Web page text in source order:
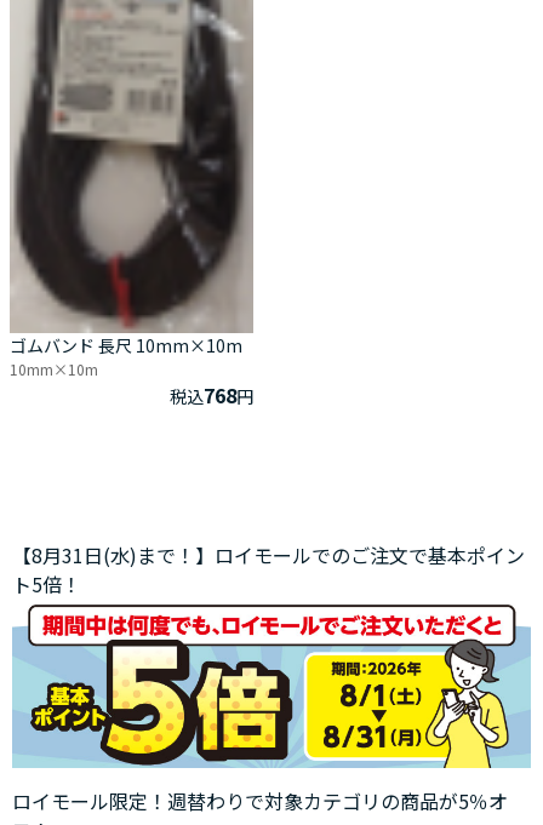
ゴムバンド 長尺 10mm×10m
10mm×10m
税込768円
【8月31日(水)まで！】ロイモールでのご注文で基本ポイン
ト5倍！
ロイモール限定！週替わりで対象カテゴリの商品が5％オ